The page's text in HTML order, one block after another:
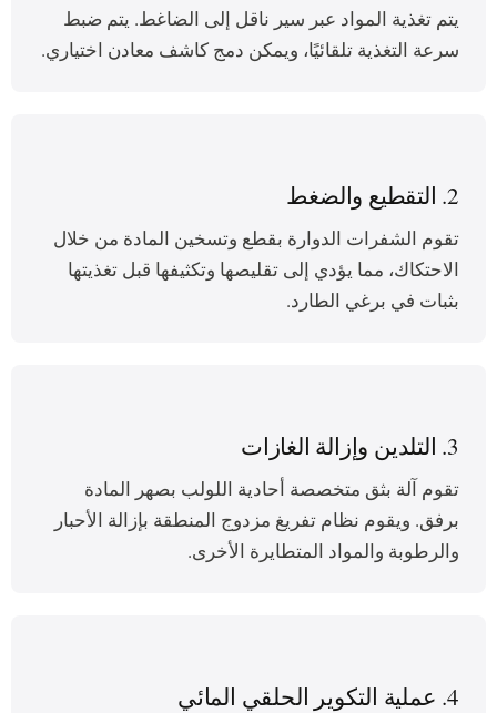
يتم تغذية المواد عبر سير ناقل إلى الضاغط. يتم ضبط
سرعة التغذية تلقائيًا، ويمكن دمج كاشف معادن اختياري.
2. التقطيع والضغط
تقوم الشفرات الدوارة بقطع وتسخين المادة من خلال
الاحتكاك، مما يؤدي إلى تقليصها وتكثيفها قبل تغذيتها
بثبات في برغي الطارد.
3. التلدين وإزالة الغازات
تقوم آلة بثق متخصصة أحادية اللولب بصهر المادة
برفق. ويقوم نظام تفريغ مزدوج المنطقة بإزالة الأحبار
والرطوبة والمواد المتطايرة الأخرى.
4. عملية التكوير الحلقي المائي